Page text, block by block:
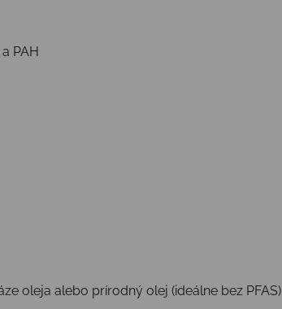
PAH
oleja alebo prírodný olej (ideálne bez PFAS)